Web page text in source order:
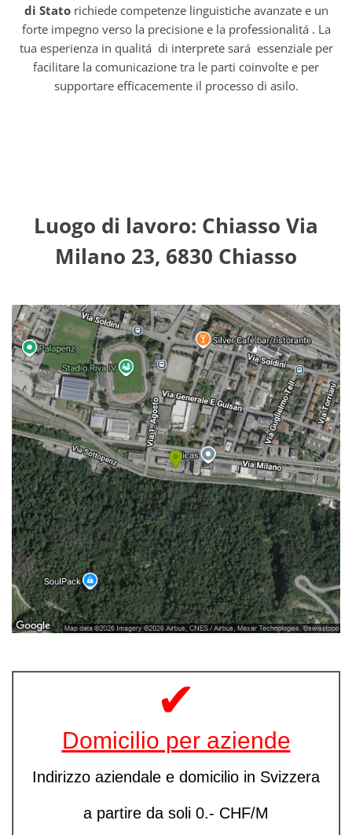
di Statorichiede competenze linguistiche avanzate e un
forte impegno verso la precisione e la professionalitá . La
tua esperienza in qualitá di interprete sará essenziale per
facilitare la comunicazione tra le parti coinvolte e per
supportare efficacemente il processo di asilo.
Luogo di lavoro: Chiasso Via
Milano 23, 6830 Chiasso